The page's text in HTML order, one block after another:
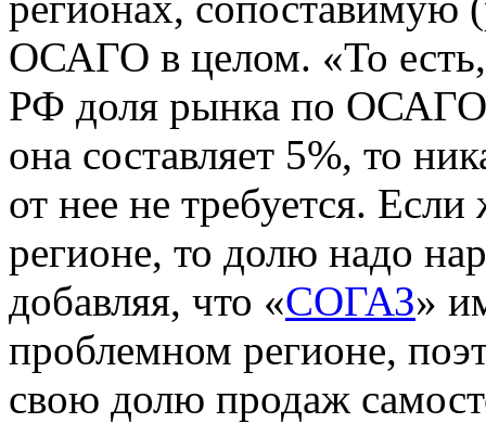
ОСАГО в целом. «То
РФ доля рынка по ОСАГО
она составляет 5%, то
от нее не требуется.
регионе, то долю надо
добавляя, что «СОГАЗ»
проблемном регионе,
свою долю продаж